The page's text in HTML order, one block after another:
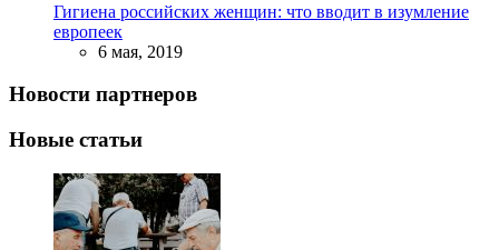
Гигиена российских женщин: что вводит в изумление
европеек
6 мая, 2019
Новости партнеров
Новые статьи